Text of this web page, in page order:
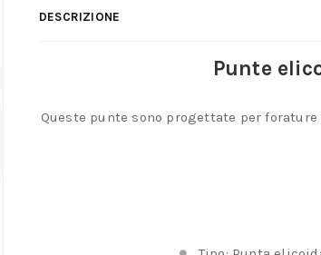
DESCRIZIONE
Punte
Queste punte sono progettate per